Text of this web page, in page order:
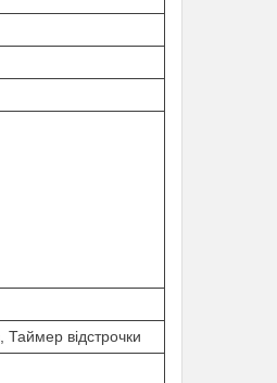
Таймер відстрочки